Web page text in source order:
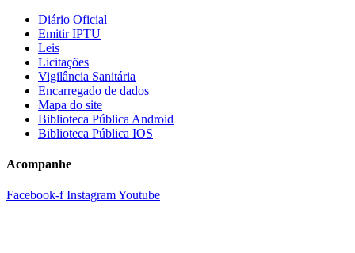
Diário Oficial
Emitir IPTU
Leis
Licitações
Vigilância Sanitária
Encarregado de dados
Mapa do site
Biblioteca Pública Android
Biblioteca Pública IOS
Acompanhe
Facebook-f InstagramYoutube